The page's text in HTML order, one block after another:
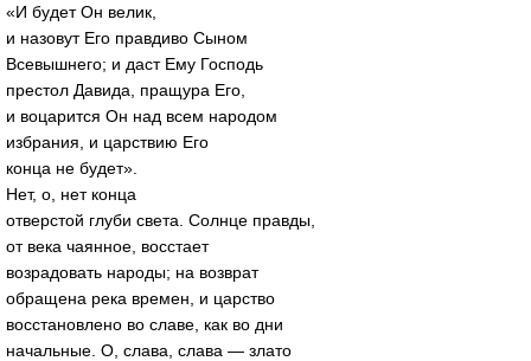
«И будет Он велик,
и назовут Его правдиво Сыном
Всевышнего; и даст Ему Господь
престол Давида, пращура Его,
и воцарится Он над всем народом
избрания, и царствию Его
конца не будет».
Нет, о, нет конца
отверстой глуби света. Солнце правды,
от века чаянное, восстает
возрадовать народы; на возврат
обращена река времен, и царство
восстановлено во славе, как во дни
начальные. О, слава, слава — злато